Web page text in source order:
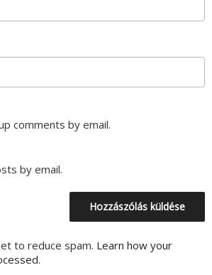
comments by email.
by email.
to reduce spam. Learn how your